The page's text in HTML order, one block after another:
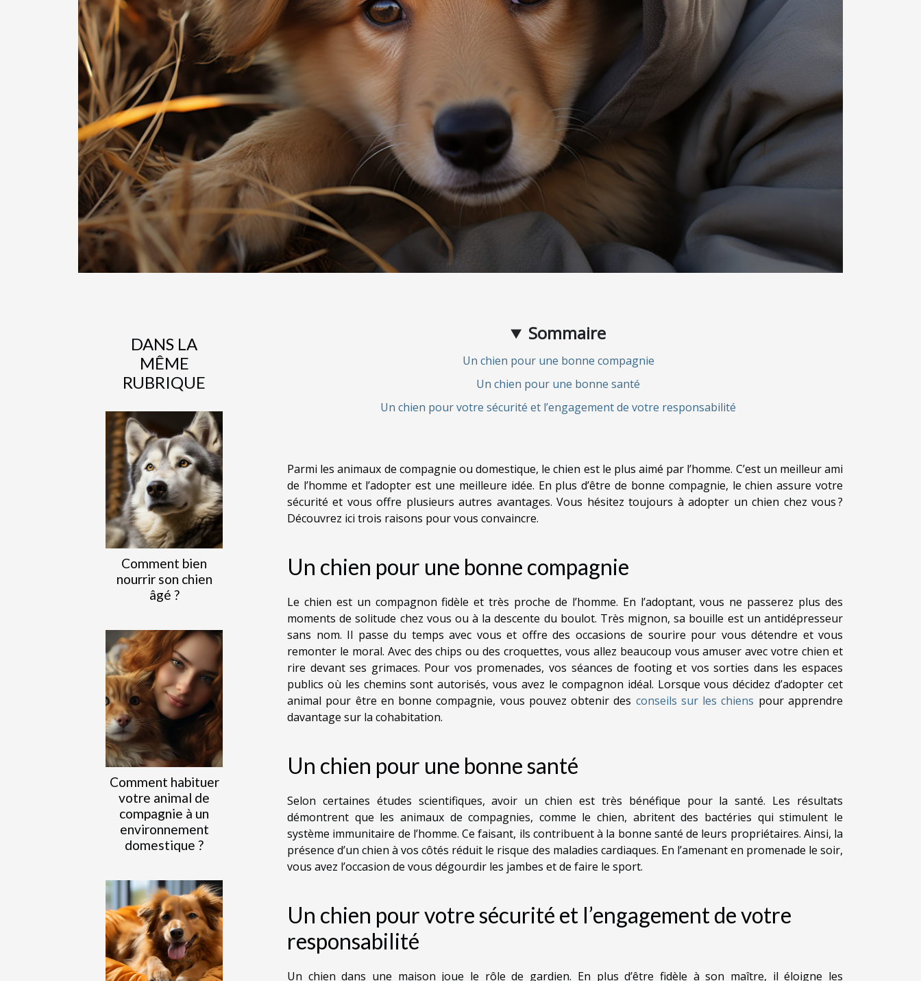
DANS LA
MÊME
RUBRIQUE
Comment bien
nourrir son chien
âgé ?
Comment habituer
votre animal de
compagnie à un
environnement
domestique ?
Sommaire
Un chien pour une bonne compagnie
Un chien pour une bonne santé
Un chien pour votre sécurité et l’engagement de votre responsabilité
Parmi les animaux de compagnie ou domestique, le chien est le plus aimé par l’homme. C’est un meilleur ami
de l’homme et l’adopter est une meilleure idée. En plus d’être de bonne compagnie, le chien assure votre
sécurité et vous offre plusieurs autres avantages. Vous hésitez toujours à adopter un chien chez vous ?
Découvrez ici trois raisons pour vous convaincre.
Un chien pour une bonne compagnie
Le chien est un compagnon fidèle et très proche de l’homme. En l’adoptant, vous ne passerez plus des
moments de solitude chez vous ou à la descente du boulot. Très mignon, sa bouille est un antidépresseur
sans nom. Il passe du temps avec vous et offre des occasions de sourire pour vous détendre et vous
remonter le moral. Avec des chips ou des croquettes, vous allez beaucoup vous amuser avec votre chien et
rire devant ses grimaces. Pour vos promenades, vos séances de footing et vos sorties dans les espaces
publics où les chemins sont autorisés, vous avez le compagnon idéal. Lorsque vous décidez d’adopter cet
animal pour être en bonne compagnie, vous pouvez obtenir des conseils sur les chiens pour apprendre
davantage sur la cohabitation.
Un chien pour une bonne santé
Selon certaines études scientifiques, avoir un chien est très bénéfique pour la santé. Les résultats
démontrent que les animaux de compagnies, comme le chien, abritent des bactéries qui stimulent le
système immunitaire de l’homme. Ce faisant, ils contribuent à la bonne santé de leurs propriétaires. Ainsi, la
présence d’un chien à vos côtés réduit le risque des maladies cardiaques. En l’amenant en promenade le soir,
vous avez l’occasion de vous dégourdir les jambes et de faire le sport.
Un chien pour votre sécurité et l’engagement de votre
responsabilité
Un chien dans une maison joue le rôle de gardien. En plus d’être fidèle à son maître, il éloigne les